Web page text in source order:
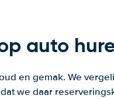
auto
en gemak. We
we daar